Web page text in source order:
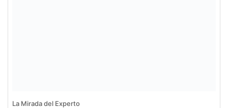
La Mirada del Experto